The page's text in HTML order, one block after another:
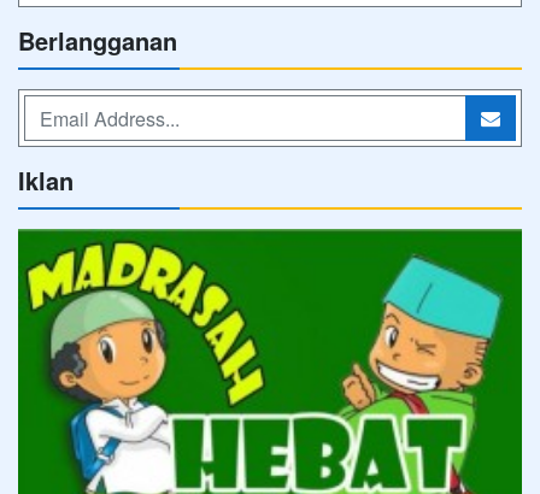
Berlangganan
Iklan